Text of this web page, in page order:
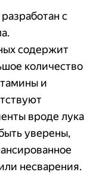
с
содержит
количество
и
вроде лука
уверены,
несварения.